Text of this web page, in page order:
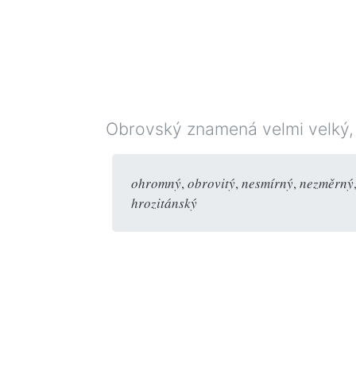
Obrovský znamená velmi
ohromný, obrovitý, nesmírný, nezměrný,
hrozitánský